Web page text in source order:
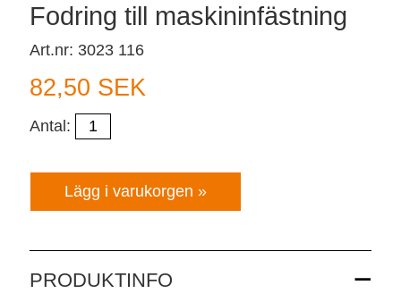
Fodring till maskininfästning
Art.nr: 3023 116
82,50 SEK
Antal:
PRODUKTINFO